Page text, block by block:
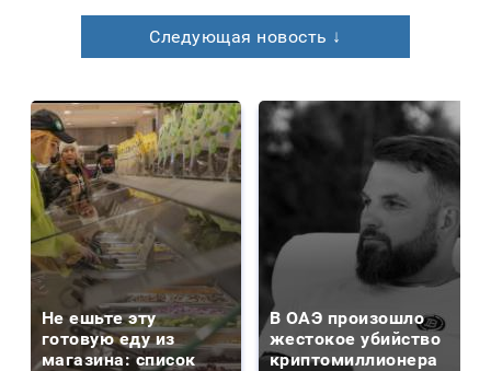
Следующая новость ↓
Не ешьте эту
готовую еду из
магазина: список
В ОАЭ произошло
жестокое убийство
криптомиллионера